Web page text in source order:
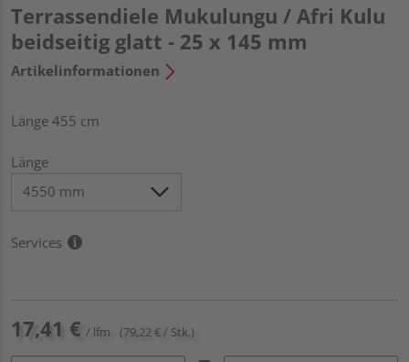
Terrassendiele Mukulungu / Afri Kulu
beidseitig glatt - 25 x 145 mm
Artikelinformationen
Länge 455 cm
Länge
Services
17,41 € / lfm (79,22 € / Stk.)